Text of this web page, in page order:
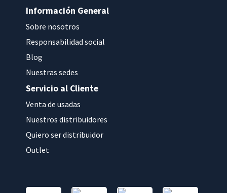
Información General
Sobre nosotros
Responsabilidad social
Blog
Nuestras sedes
Servicio al Cliente
Venta de usadas
Nuestros distribuidores
Quiero ser distribuidor
Outlet